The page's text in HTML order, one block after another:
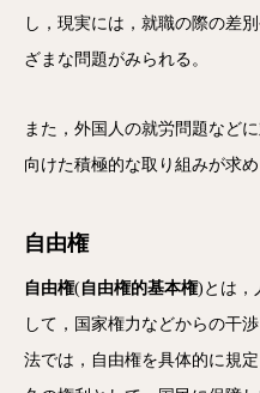
し，現実には，就職の際の差
ざまな問題がみられる。
また，外国人の就労問題など
向けた積極的な取り組みが求め
自由権
自由権(自由権的基本権)とは，
して，国家権力などからの干
法では，自由権を具体的に規